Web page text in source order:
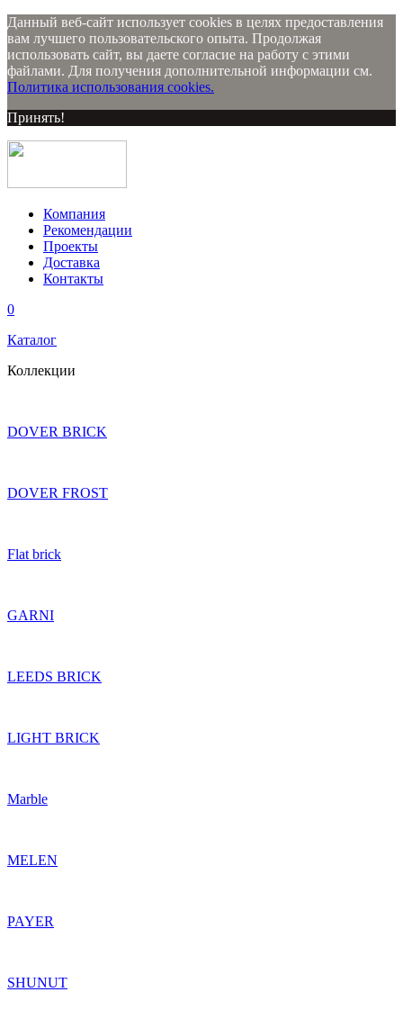
Данный веб-сайт использует cookies в целях предоставления
вам лучшего пользовательского опыта. Продолжая
использовать сайт, вы даете согласие на работу с этими
файлами. Для получения дополнительной информации см.
Политика использования cookies.
Принять!
Компания
Рекомендации
Проекты
Доставка
Контакты
0
Каталог
Коллекции
DOVER BRICK
DOVER FROST
Flat brick
GARNI
LEEDS BRICK
LIGHT BRICK
Marble
MELEN
PAYER
SHUNUT